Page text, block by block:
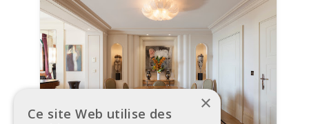
×
Ce site Web utilise des